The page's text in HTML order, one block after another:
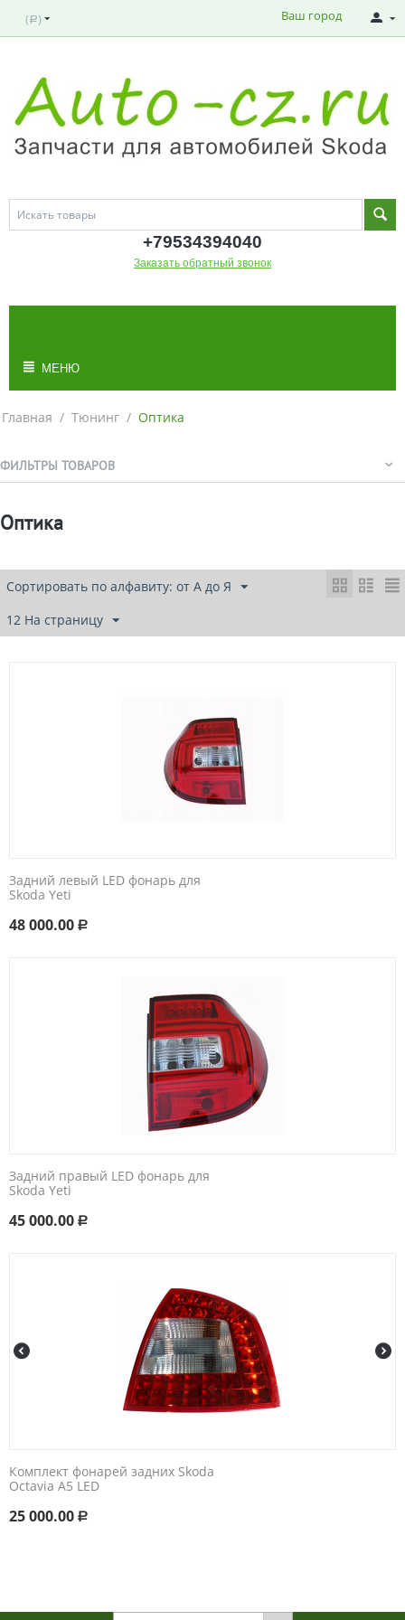
( Р ) Ваш город
+79534394040
Заказать обратный звонок
МЕНЮ
Главная / Тюнинг / Оптика
ФИЛЬТРЫ ТОВАРОВ
Оптика
Сортировать по алфавиту: от А до Я
12 На страницу
Задний левый LED фонарь для
Skoda Yeti
48 000.00 Р
Задний правый LED фонарь для
Skoda Yeti
45 000.00 Р
Комплект фонарей задних Skoda
Octavia A5 LED
25 000.00 Р